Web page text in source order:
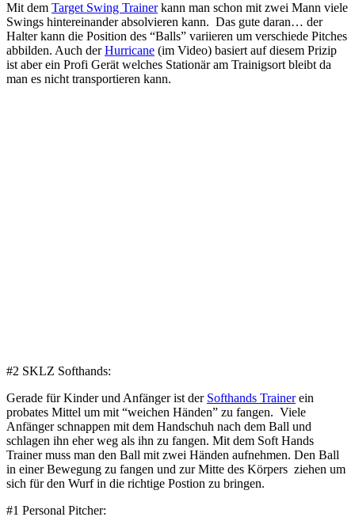
Mit dem Target Swing Trainerkann man schon mit zwei Mann viele
Swings hintereinander absolvieren kann. Das gute daran… der
Halter kann die Position des “Balls” variieren um verschiede Pitches
abbilden. Auch derHurricane (im Video) basiert auf diesem Prizip
ist aber ein Profi Gerät welches Stationär am Trainigsort bleibt da
man es nicht transportieren kann.
#2 SKLZ Softhands:
Gerade für Kinder und Anfänger ist der Softhands Trainerein
probates Mittel um mit “weichen Händen” zu fangen. Viele
Anfänger schnappen mit dem Handschuh nach dem Ball und
schlagen ihn eher weg als ihn zu fangen. Mit dem Soft Hands
Trainer muss man den Ball mit zwei Händen aufnehmen. Den Ball
in einer Bewegung zu fangen und zur Mitte des Körpers ziehen um
sich für den Wurf in die richtige Postion zu bringen.
#1 Personal Pitcher: